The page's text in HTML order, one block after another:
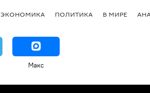
ЭКОНОМИКА ПОЛИТИКА В МИРЕ
Макс